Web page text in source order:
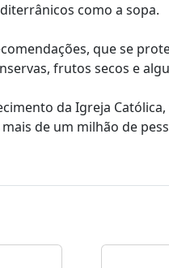
como a sopa.
que se
frutos secos e
da Igreja
de um milhão de